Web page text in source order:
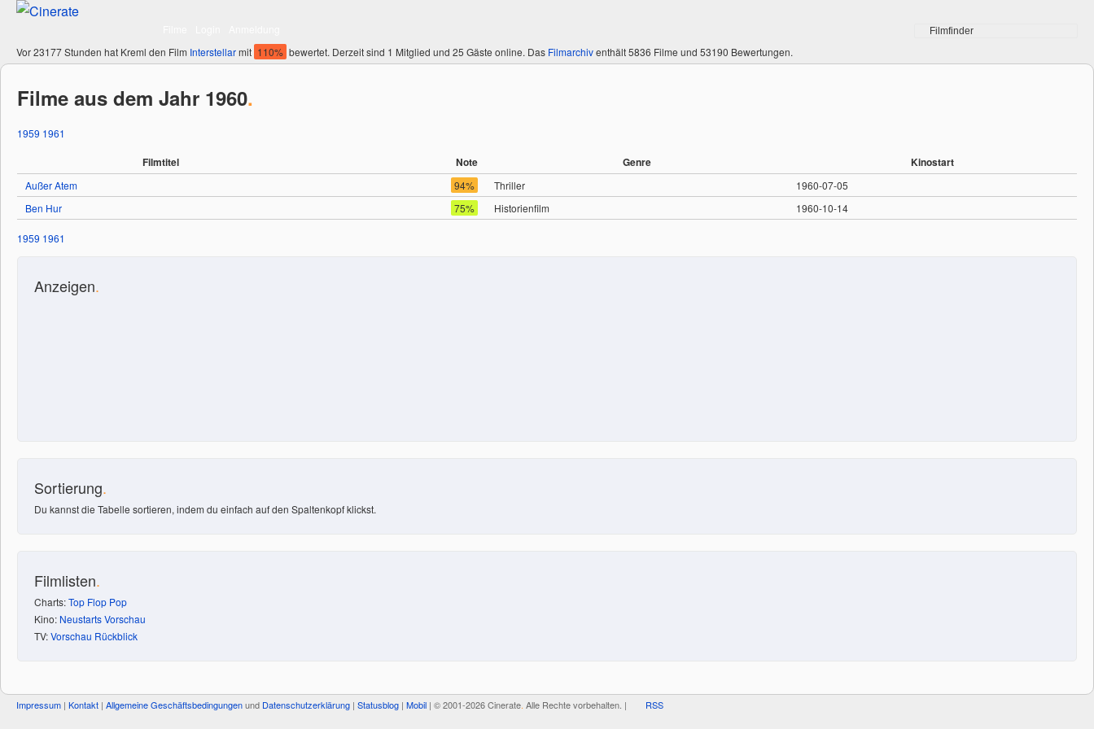
Vor 23177 Stunden hat Kreml den Film Interstellarmit 110% bewertet. Derzeit sind 1 Mitglied und 25 Gäste online. Das Filmarchiventhält 5836 Filme und 53190 Bewertungen.
Filme aus dem Jahr 1960.
1959 1961
Filmtitel Note Genre Kinostart
Außer Atem 94% Thriller
1960-07-05
Ben Hur
75% Historienfilm 1960-10-14
1959 1961
Anzeigen.
Sortierung.
Du kannst die Tabelle sortieren, indem du einfach auf den Spaltenkopf klickst.
Filmlisten.
Charts:Top Flop Pop
Kino: NeustartsVorschau
TV:Vorschau Rückblick
Impressum | Kontakt | Allgemeine Geschäftsbedingungenund Datenschutzerklärung | Statusblog | Mobil | © 2001-2026 Cinerate. Alle Rechte vorbehalten. | RSS